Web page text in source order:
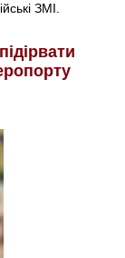
ЗМІ.